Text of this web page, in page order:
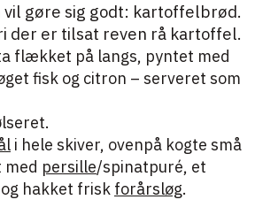
gøre sig godt: kartoffelbrød.
der er tilsat reven rå kartoffel.
flækket på langs, pyntet med
fisk og citron – serveret som
i hele skiver, ovenpå kogte små
persille/spinatpuré, et
hakket frisk forårsløg.